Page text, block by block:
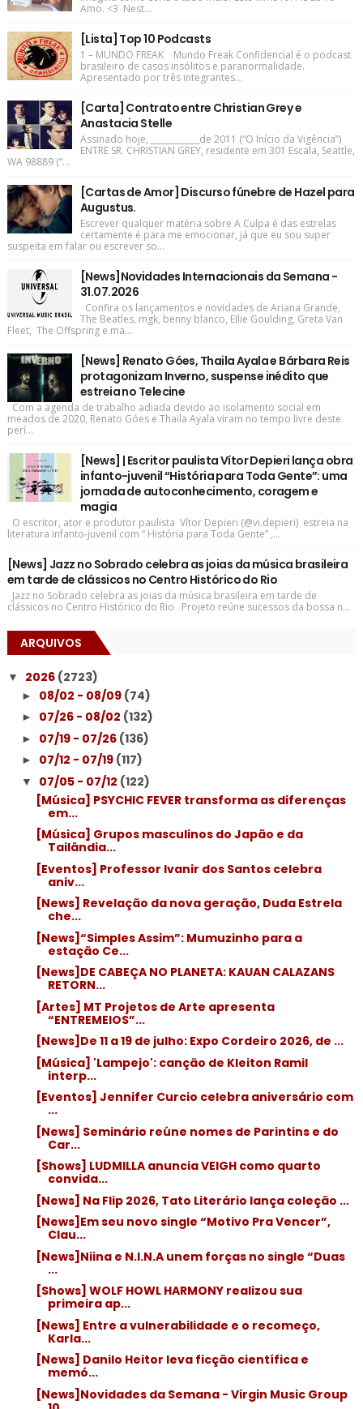
Amo. <3 Nest...
[Lista] Top 10 Podcasts
1 – MUNDO FREAK Mundo Freak Confidencial é o podcast
brasileiro de casos insólitos e paranormalidade.
Apresentado por três integrantes...
[Carta] Contrato entre Christian Grey e
Anastacia Stelle
Assinado hoje, ____________de 2011 (“O Início da Vigência”)
ENTRE SR. CHRISTIAN GREY, residente em 301 Escala, Seattle,
WA 98889 (“...
[Cartas de Amor] Discurso fúnebre de Hazel para
Augustus.
Escrever qualquer matéria sobre A Culpa é das estrelas
certamente é para me emocionar, já que eu sou super
suspeita em falar ou escrever so...
[News]Novidades Internacionais da Semana -
31.07.2026
Confira os lançamentos e novidades de Ariana Grande,
The Beatles, mgk, benny blanco, Ellie Goulding, Greta Van
Fleet, The Offspring e ma...
[News] Renato Góes, Thaila Ayala e Bárbara Reis
protagonizam Inverno, suspense inédito que
estreia no Telecine
Com a agenda de trabalho adiada devido ao isolamento social em
meados de 2020, Renato Góes e Thaila Ayala viram no tempo livre deste
perí...
[News] | Escritor paulista Vítor Depieri lança obra
infanto-juvenil “História para Toda Gente”: uma
jornada de autoconhecimento, coragem e
magia
O escritor, ator e produtor paulista Vítor Depieri (@vi.depieri) estreia na
literatura infanto-juvenil com “ História para Toda Gente” ,...
[News] Jazz no Sobrado celebra as joias da música brasileira
em tarde de clássicos no Centro Histórico do Rio
Jazz no Sobrado celebra as joias da música brasileira em tarde de
clássicos no Centro Histórico do Rio Projeto reúne sucessos da bossa n...
ARQUIVOS
▼ 2026 (2723)
► 08/02 - 08/09 (74)
► 07/26 - 08/02 (132)
► 07/19 - 07/26 (136)
► 07/12 - 07/19 (117)
▼ 07/05 - 07/12 (122)
[Música] PSYCHIC FEVER transforma as diferenças
em...
[Música] Grupos masculinos do Japão e da
Tailândia...
[Eventos] Professor Ivanir dos Santos celebra
aniv...
[News] Revelação da nova geração, Duda Estrela
che...
[News]“Simples Assim”: Mumuzinho para a
estação Ce...
[News]DE CABEÇA NO PLANETA: KAUAN CALAZANS
RETORN...
[Artes] MT Projetos de Arte apresenta
“ENTREMEIOS”...
[News]De 11 a 19 de julho: Expo Cordeiro 2026, de ...
[Música] 'Lampejo': canção de Kleiton Ramil
interp...
[Eventos] Jennifer Curcio celebra aniversário com
...
[News] Seminário reúne nomes de Parintins e do
Car...
[Shows] LUDMILLA anuncia VEIGH como quarto
convida...
[News] Na Flip 2026, Tato Literário lança coleção ...
[News]Em seu novo single “Motivo Pra Vencer”,
Clau...
[News]Niina e N.I.N.A unem forças no single “Duas
...
[Shows] WOLF HOWL HARMONY realizou sua
primeira ap...
[News] Entre a vulnerabilidade e o recomeço,
Karla...
[News] Danilo Heitor leva ficção científica e
memó...
[News]Novidades da Semana - Virgin Music Group